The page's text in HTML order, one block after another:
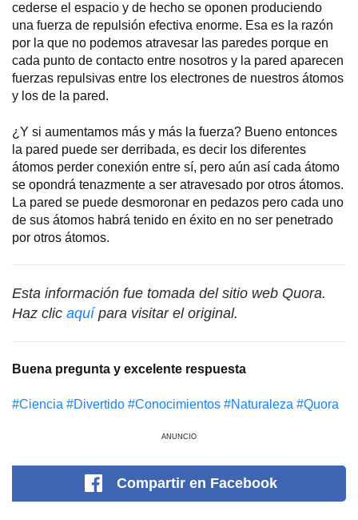
cederse el espacio y de hecho se oponen produciendo
una fuerza de repulsión efectiva enorme. Esa es la razón
por la que no podemos atravesar las paredes porque en
cada punto de contacto entre nosotros y la pared aparecen
fuerzas repulsivas entre los electrones de nuestros átomos
y los de la pared.
¿Y si aumentamos más y más la fuerza? Bueno entonces
la pared puede ser derribada, es decir los diferentes
átomos perder conexión entre sí, pero aún así cada átomo
se opondrá tenazmente a ser atravesado por otros átomos.
La pared se puede desmoronar en pedazos pero cada uno
de sus átomos habrá tenido en éxito en no ser penetrado
por otros átomos.
Esta información fue tomada del sitio web Quora.
Haz clic aquípara visitar el original.
Buena pregunta y excelente respuesta
#Сiencia #Divertido #Conocimientos #Naturaleza #Quora
ANUNCIO
Compartir en Facebook